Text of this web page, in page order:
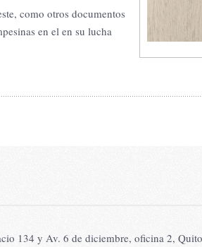
como otros documentos
en el en su lucha
134 y Av. 6 de diciembre, oficina 2,